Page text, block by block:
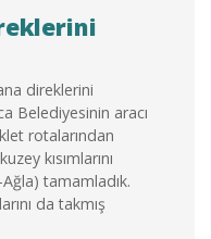
direklerini
Belediyesinin aracı
rotalarından
kısımlarını
tamamladık.
da takmış